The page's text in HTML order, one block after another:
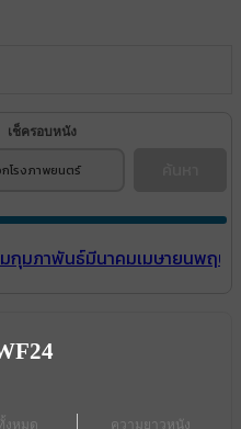
เช็ครอบหนัง
กโรงภาพยนตร์
กุมภาพันธ์มีนาคมเมษายนพฤษ
งหมด ความยาวหนัง